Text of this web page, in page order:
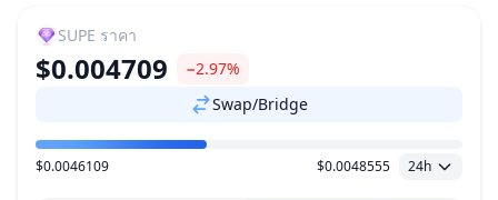
SUPE ราคา
$0.004709
−2.97%
Swap/Bridge
ช่วงราคา
$0.0046109 $0.0048555 24h